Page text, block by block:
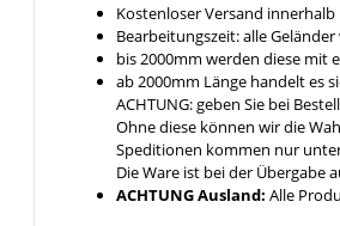
Kostenloser Versand
Bearbeitungszeit: alle
bis 2000mm werden diese mit
ab 2000mm Länge handelt es
ACHTUNG: geben Sie bei
Ohne diese können wir die
Speditionen kommen nur
Die Ware ist bei der Übergabe
ACHTUNG Ausland: Alle